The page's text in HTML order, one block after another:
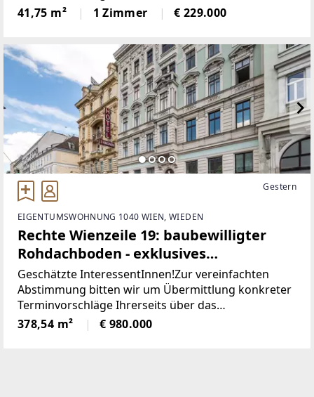
Kontaktformular!Herzlichen
Dank!*************************************LI
41,75 m² 1 Zimmer € 229.000
Gestern
EIGENTUMSWOHNUNG 1040 WIEN, WIEDEN
Rechte Wienzeile 19: baubewilligter
Rohdachboden - exklusives
Entwicklungsprojekt für zwei
Dachgeschoss Wohnungen mit
Freiflächen - Naschmarkt / 1040 Wien
Geschätzte InteressentInnen!Zur vereinfachten
Abstimmung bitten wir um Übermittlung konkreter
Terminvorschläge Ihrerseits über das
Kontaktformular
[http://www.sulek.immobilien/besichtigung] (bitte
378,54 m² € 980.000